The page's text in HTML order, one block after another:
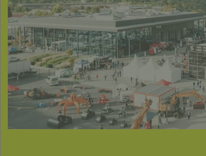
Time
Stunden
Minutes
Gewünschte Bestuhlung
Personenanzahl *